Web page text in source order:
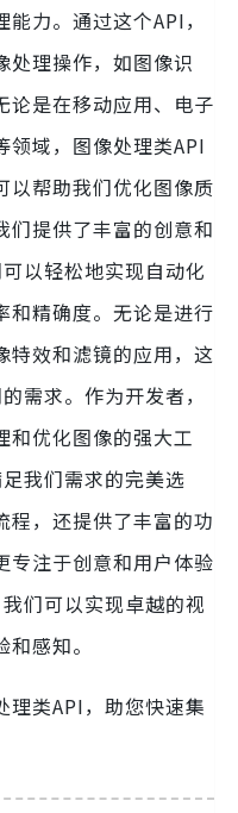
力。通过这个API，
处理操作，如图像识
论是在移动应用、电子
领域，图像处理类API
以帮助我们优化图像质
们提供了丰富的创意和
以轻松地实现自动化
和精确度。无论是进行
特效和滤镜的应用，这
需求。作为开发者，
和优化图像的强大工
我们需求的完美选
程，还提供了丰富的功
专注于创意和用户体验
们可以实现卓越的视
感知。
理类API，助您快速集